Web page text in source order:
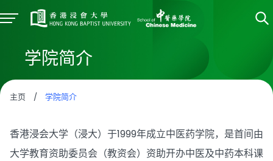
学院简介
主页 / 学院简介
香港浸会大学（浸大）于1999年成立中医药学院，是首间由
大学教育资助委员会（教资会）资助开办中医及中药本科课